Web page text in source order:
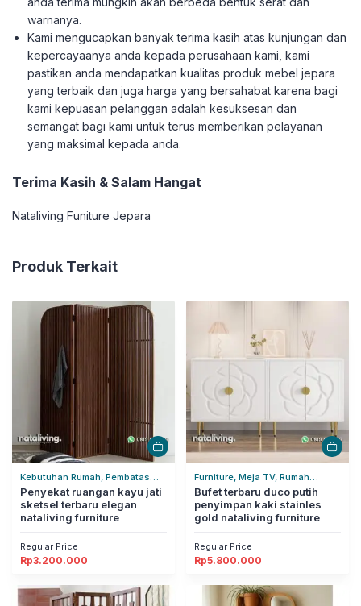
warnanya.
Kami mengucapkan banyak terima kasih atas kunjungan dan
kepercayaanya anda kepada perusahaan kami, kami
pastikan anda mendapatkan kualitas produk mebel jepara
yang terbaik dan juga harga yang bersahabat karena bagi
kami kepuasan pelanggan adalah kesuksesan dan
semangat bagi kami untuk terus memberikan pelayanan
yang maksimal kepada anda.
Terima Kasih & Salam Hangat
Nataliving Funiture Jepara
Produk Terkait
Kebutuhan Rumah, Pembatas
Ruangan, Rumah Tangga
Penyekat ruangan kayu jati
sketsel terbaru elegan
nataliving furniture
Regular Price
Rp3.200.000
Furniture, Meja TV, Rumah
Tangga
Bufet terbaru duco putih
penyimpan kaki stainles
gold nataliving furniture
Regular Price
Rp5.800.000